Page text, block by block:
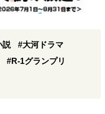
説
#大河ドラマ
#R-1グランプリ